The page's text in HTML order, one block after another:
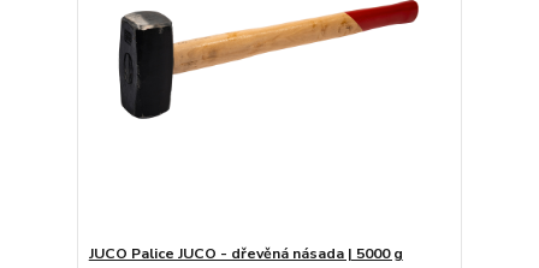
JUCO Palice JUCO - dřevěná násada | 5000 g